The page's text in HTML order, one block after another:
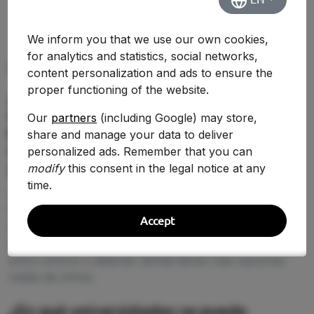
PREGUNTAS FRECUENTES (FAQ)
¿Qué nota de corte se necesita para
estudiar Doble Grado en Artes
Escénicas y Cinematográficas /
Comunicación Audiovisual en 2026-
2027?
La nota de corte de Doble Grado en Artes Escénicas y
Cinematográficas / Comunicación Audiovisual cambia
según la universidad y la demanda de 2026-2027. En
entre centros y detectar dónde tienes más opciones
We inform you that we use our own cookies,
for analytics and statistics, social networks,
content personalization and ads to ensure the
proper functioning of the website.
Our partners (including Google) may store,
share and manage your data to deliver
personalized ads. Remember that you can
modifythis consent in the legal notice at any
time.
Accept